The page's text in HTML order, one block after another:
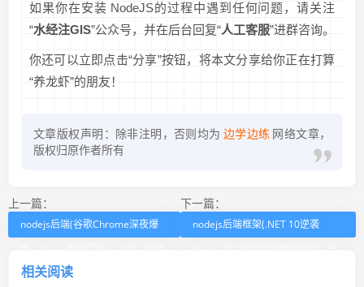
如果你在安装 NodeJS的过程中遇到任何问题，请关注
“水经注GIS”公众号，并在后台回复“人工客服”进群咨询。
你还可以立即点击“分享”按钮，将本文分享给你正在打算
“养龙虾”的朋友！
文章版权声明：除非注明，否则均为 边学边练 网络文章，
版权归原作者所有
上一篇：
nodejs后端(谷歌Chrome深夜爆
最后防线崩了？)
下一篇：
nodejs后端框架(.NET 10逆袭
相关阅读